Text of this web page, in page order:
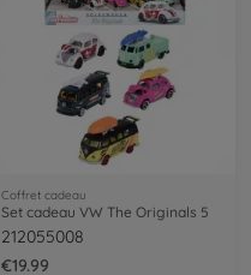
Coffret cadeau
Set cadeau VW The Originals 5
212055008
€19.99